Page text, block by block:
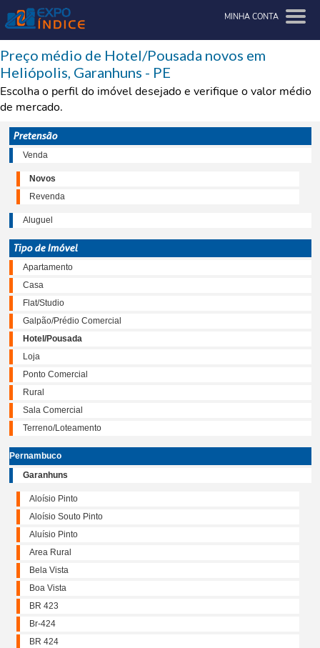
MINHA CONTA
Preço médio de Hotel/Pousada novos em
Heliópolis, Garanhuns - PE
Escolha o perfil do imóvel desejado e verifique o valor médio
de mercado.
Pretensão
Venda
Novos
Revenda
Aluguel
Tipo de Imóvel
Apartamento
Casa
Flat/Studio
Galpão/Prédio Comercial
Hotel/Pousada
Loja
Ponto Comercial
Rural
Sala Comercial
Terreno/Loteamento
Pernambuco
Garanhuns
Aloísio Pinto
Aloísio Souto Pinto
Aluísio Pinto
Area Rural
Bela Vista
Boa Vista
BR 423
Br-424
BR 424